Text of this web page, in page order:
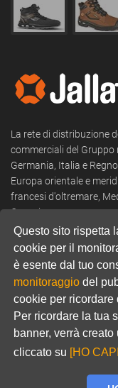
Questo sito rispetta
cookie per il
è esente dal tuo
monitoraggio del
cookie per ricordare
Per ricordare la tua
banner, verrà
cliccato su [HO
La rete di distribuzione
commerciali del Gruppo
Germania, Italia e
Europa orientale e
francesi d'oltremare,
Oceania.
+39 0322 53 94 50
Email:
Website:www.jallatte.fr
© 2026 JALLATTE -
POLITIQUE DE